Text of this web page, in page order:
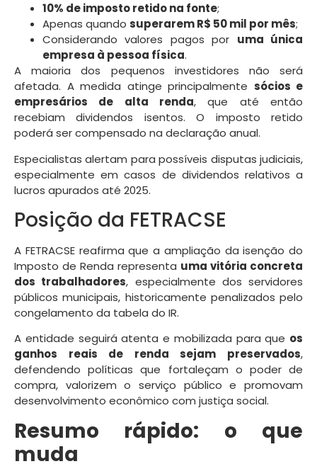
10% de imposto retido na fonte;
Apenas quando superarem R$ 50 mil por mês;
Considerando valores pagos por uma única
empresa à pessoa física.
A maioria dos pequenos investidores não será
afetada. A medida atinge principalmente sócios e
empresários de alta renda, que até então
recebiam dividendos isentos. O imposto retido
poderá ser compensado na declaração anual.
Especialistas alertam para possíveis disputas judiciais,
especialmente em casos de dividendos relativos a
lucros apurados até 2025.
Posição da FETRACSE
A FETRACSE reafirma que a ampliação da isenção do
Imposto de Renda representa uma vitória concreta
dos trabalhadores, especialmente dos servidores
públicos municipais, historicamente penalizados pelo
congelamento da tabela do IR.
A entidade seguirá atenta e mobilizada para que os
ganhos reais de renda sejam preservados,
defendendo políticas que fortaleçam o poder de
compra, valorizem o serviço público e promovam
desenvolvimento econômico com justiça social.
Resumo rápido: o que
muda